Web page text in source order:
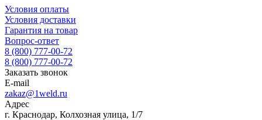
Условия оплаты
Условия доставки
Гарантия на товар
Вопрос-ответ
8 (800) 777-00-72
8 (800) 777-00-72
Заказать звонок
E-mail
zakaz@1weld.ru
Адрес
г. Краснодар, Колхозная улица, 1/7